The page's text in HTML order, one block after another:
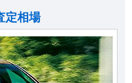
定相場